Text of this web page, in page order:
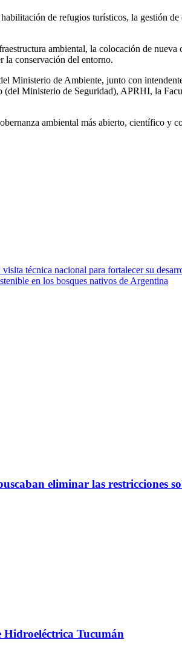
de refugios turísticos, la gestión
ambiental, la colocación de
la conservación del entorno.
Ministerio de Ambiente, junto con
Ministerio de Seguridad), APRHI, la
ambiental más abierto, científico
técnica nacional para fortalecer su
en los bosques nativos de Argentina
eliminar las restricciones
Hidroeléctrica Tucumán